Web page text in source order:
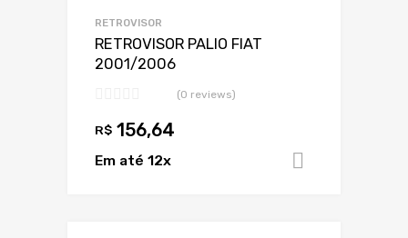
RETROVISOR
RETROVISOR PALIO FIAT
2001/2006
(0 reviews)
R$ 156,64
Em até 12x